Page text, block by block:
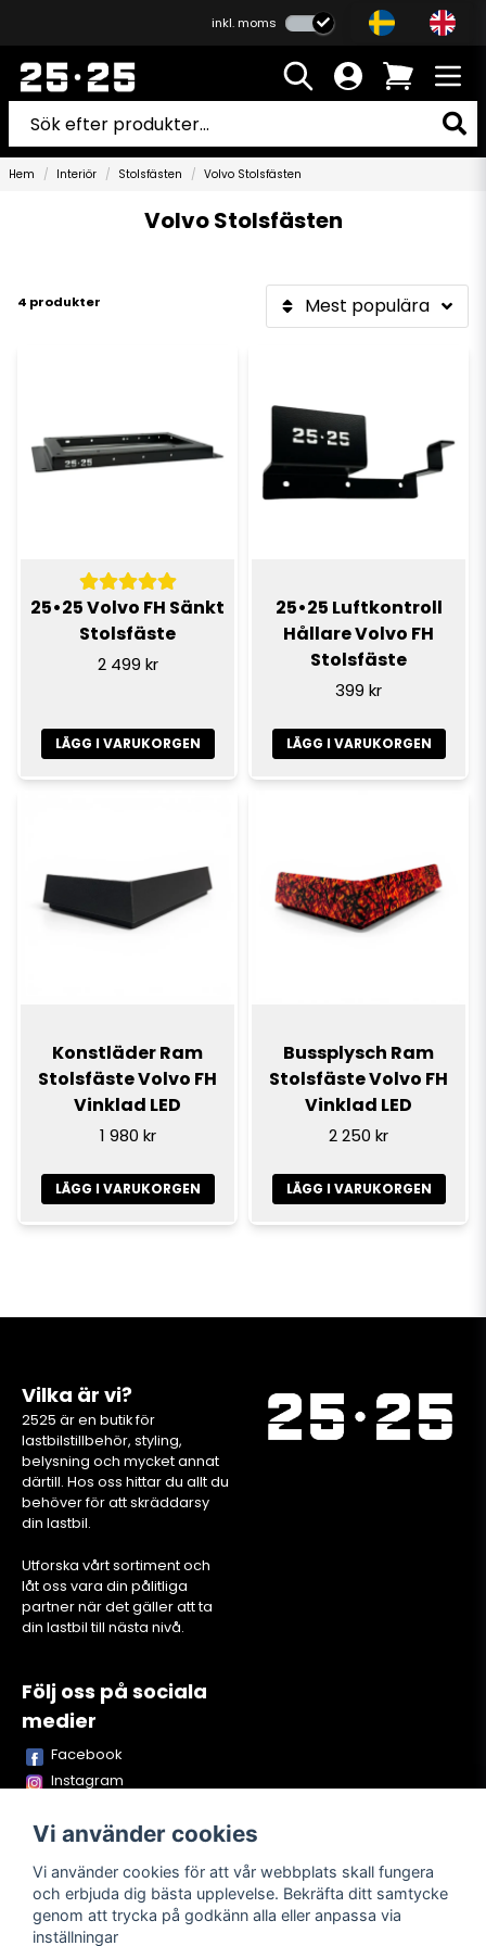
inkl. moms
Hem Interiör Stolsfästen Volvo Stolsfästen
Volvo Stolsfästen
4 produkter Mest populära
25•25 Volvo FH Sänkt
Stolsfäste
2 499 kr
LÄGG I VARUKORGEN
25•25 Luftkontroll
Hållare Volvo FH
Stolsfäste
399 kr
LÄGG I VARUKORGEN
Konstläder Ram
Stolsfäste Volvo FH
Vinklad LED
1 980 kr
LÄGG I VARUKORGEN
Bussplysch Ram
Stolsfäste Volvo FH
Vinklad LED
2 250 kr
LÄGG I VARUKORGEN
Vilka är vi?
2525 är en butik för
lastbilstillbehör, styling,
belysning och mycket annat
därtill. Hos oss hittar du allt du
behöver för att skräddarsy
din lastbil.
Utforska vårt sortiment och
låt oss vara din pålitliga
partner när det gäller att ta
din lastbil till nästa nivå.
Följ oss på sociala
medier
Facebook
Instagram
TikTok
Vi använder cookies
Vi använder cookies för att vår webbplats skall fungera
och erbjuda dig bästa upplevelse. Bekräfta ditt samtycke
genom att trycka på godkänn alla eller anpassa via
inställningar